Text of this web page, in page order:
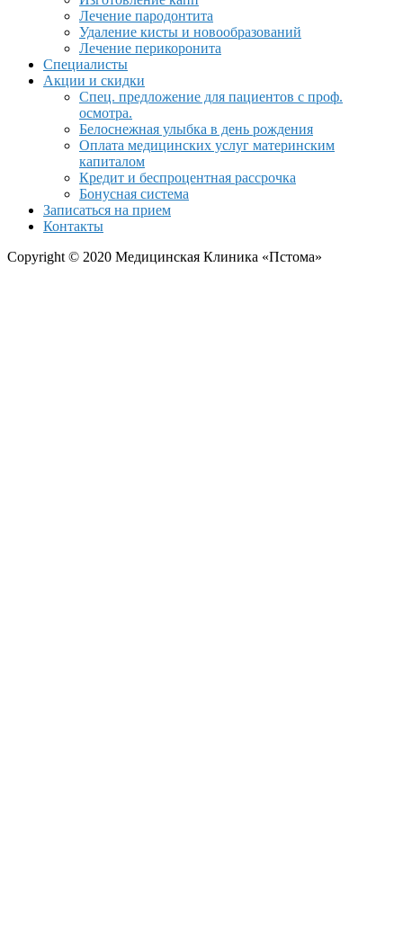
Лечение пародонтита
Удаление кисты и новообразований
Лечение перикоронита
Специалисты
Акции и скидки
Спец. предложение для пациентов с проф.
осмотра.
Белоснежная улыбка в день рождения
Оплата медицинских услуг материнским
капиталом
Кредит и беспроцентная рассрочка
Бонусная система
Записаться на прием
Контакты
Copyright © 2020 Медицинская Клиника «Пстома»